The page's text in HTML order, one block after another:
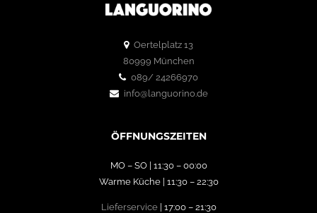
Oertelplatz 13
80999 München
089/ 24266970
info@languorino.de
ÖFFNUNGSZEITEN
MO – SO | 11:30 – 00:00
Warme Küche | 11:30 – 22:30
Lieferservice| 17:00 – 21:30